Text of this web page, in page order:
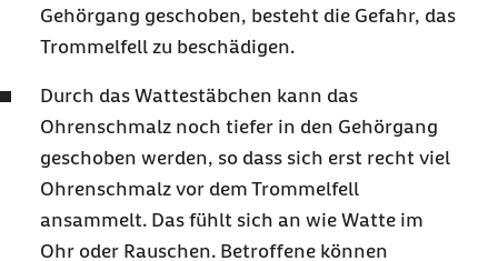
Gehörgang geschoben, besteht die Gefahr, das
Trommelfell zu beschädigen.
Durch das Wattestäbchen kann das
Ohrenschmalz noch tiefer in den Gehörgang
geschoben werden, so dass sich erst recht viel
Ohrenschmalz vor dem Trommelfell
ansammelt. Das fühlt sich an wie Watte im
Ohr oder Rauschen. Betroffene können